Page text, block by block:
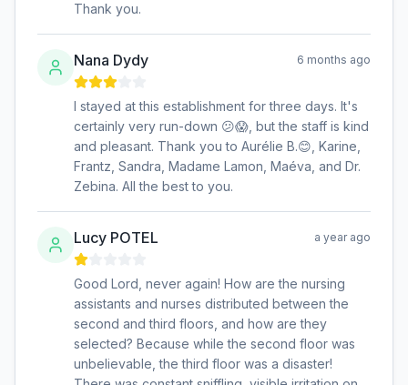
Thank you.
Nana Dydy 6 months ago
I stayed at this establishment for three days. It's
certainly very run-down 😕😱, but the staff is kind
and pleasant. Thank you to Aurélie B.😊, Karine,
Frantz, Sandra, Madame Lamon, Maéva, and Dr.
Zebina. All the best to you.
Lucy POTEL a year ago
Good Lord, never again! How are the nursing
assistants and nurses distributed between the
second and third floors, and how are they
selected? Because while the second floor was
unbelievable, the third floor was a disaster!